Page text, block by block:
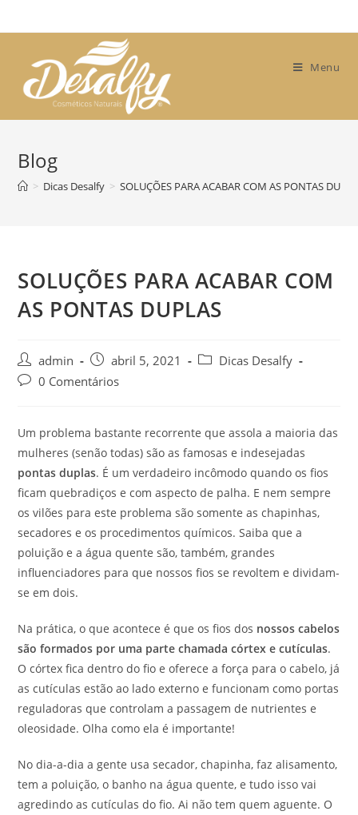
to
Menu
Blog
> Dicas Desalfy > SOLUÇÕES PARA ACABAR COM AS PONTAS
SOLUÇÕES PARA ACABAR COM
AS PONTAS DUPLAS
Post
author:
admin
Post
published:
abril 5, 2021
PostDicas Desalfy
Post0 Comentários
Um problema bastante recorrente que assola a maioria das
mulheres (senão todas) são as famosas e indesejadas
pontas duplas. É um verdadeiro incômodo quando os fios
ficam quebradiços e com aspecto de palha. E nem sempre
os vilões para este problema são somente as chapinhas,
secadores e os procedimentos químicos. Saiba que a
poluição e a água quente são, também, grandes
influenciadores para que nossos fios se revoltem e dividam-
se em dois.
Na prática, o que acontece é que os fios dos nossos cabelos
são formados por uma parte chamada córtex e cutículas.
O córtex fica dentro do fio e oferece a força para o cabelo, já
as cutículas estão ao lado externo e funcionam como portas
reguladoras que controlam a passagem de nutrientes e
oleosidade. Olha como ela é importante!
No dia-a-dia a gente usa secador, chapinha, faz alisamento,
tem a poluição, o banho na água quente, e tudo isso vai
agredindo as cutículas do fio. Ai não tem quem aguente. O